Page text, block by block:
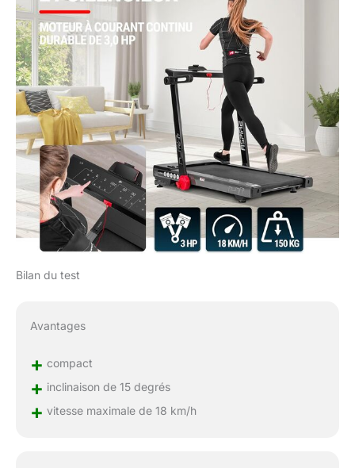
Bilan du test
Avantages
+ compact
+ inclinaison de 15 degrés
+ vitesse maximale de 18 km/h